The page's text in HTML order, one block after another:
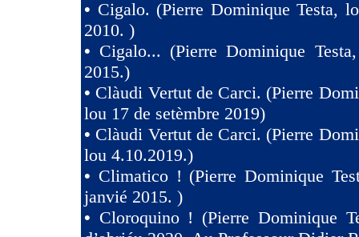
• Cigalo. (Pierre Dominique Testa,
2010. )
• Cigalo... (Pierre Dominique
2015.)
• Clàudi Vertut de Carci. (Pierre
lou 17 de setèmbre 2019)
• Clàudi Vertut de Carci. (Pierre
lou 4.10.2019.)
• Climatico ! (Pierre Dominique
janvié 2015. )
• Cloroquino ! (Pierre Dominique